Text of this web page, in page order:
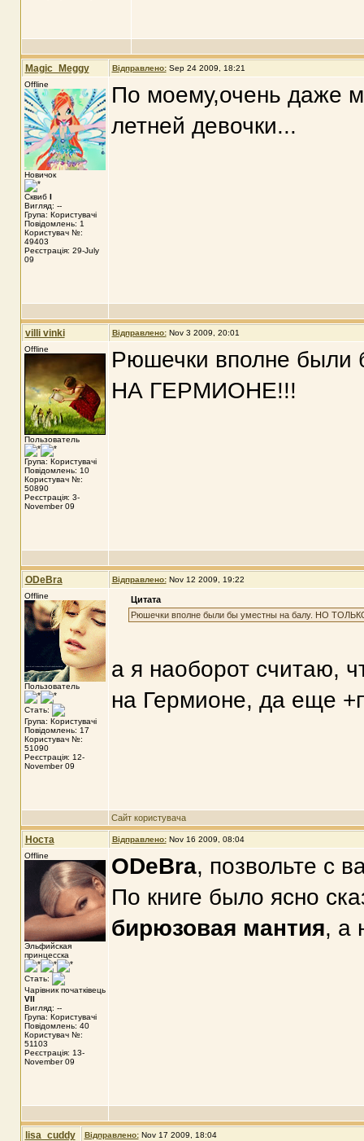
Magic_Meggy Відправлено: Sep 24 2009, 18:21
Offline
Новичок
Сквиб I
Вигляд: --
Група: Користувачі
Повідомлень: 1
Користувач №:
49403
Реєстрація: 29-July
09
По моему,очень даже
летней девочки...
villi vinki Відправлено: Nov 3 2009, 20:01
Offline
Пользователь
Група: Користувачі
Повідомлень: 10
Користувач №:
50890
Реєстрація: 3-
November 09
Рюшечки вполне
НА ГЕРМИОНЕ!!!
ODeBra Відправлено: Nov 12 2009, 19:22
Offline
Пользователь
Стать:
Група: Користувачі
Повідомлень: 17
Користувач №:
51090
Реєстрація: 12-
November 09
Цитата
Рюшечки вполне были бы уместны на балу. НО
а я наоборот считаю,
на Гермионе, да еще
Сайт користувача
Носта Відправлено: Nov 16 2009, 08:04
Offline
Эльфийская
принцесска
Стать:
Чарівник початківець
VII
Вигляд: --
Група: Користувачі
Повідомлень: 40
Користувач №:
51103
Реєстрація: 13-
November 09
ODeBra, позвольте с
По книге было ясно
бирюзовая мантия, а
lisa_cuddy Відправлено: Nov 17 2009, 18:04